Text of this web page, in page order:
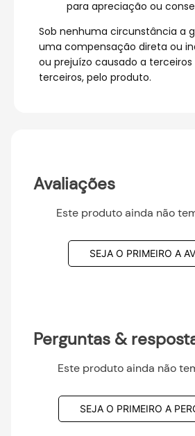
para apreciação ou
Sob nenhuma circunstância a
uma compensação direta ou
ou prejuízo causado a terceiros
terceiros, pelo produto.
Avaliações
Este produto ainda não
SEJA O PRIMEIRO A
Perguntas &
Este produto ainda não
SEJA O PRIMEIRO A